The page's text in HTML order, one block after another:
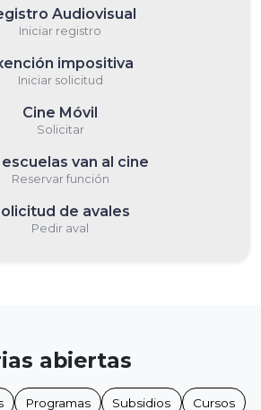
Audiovisual
Iniciar registro
impositiva
Iniciar solicitud
Cine Móvil
Solicitar
escuelas van al cine
Reservar función
de avales
Pedir aval
abiertas
Programas Subsidios Cursos